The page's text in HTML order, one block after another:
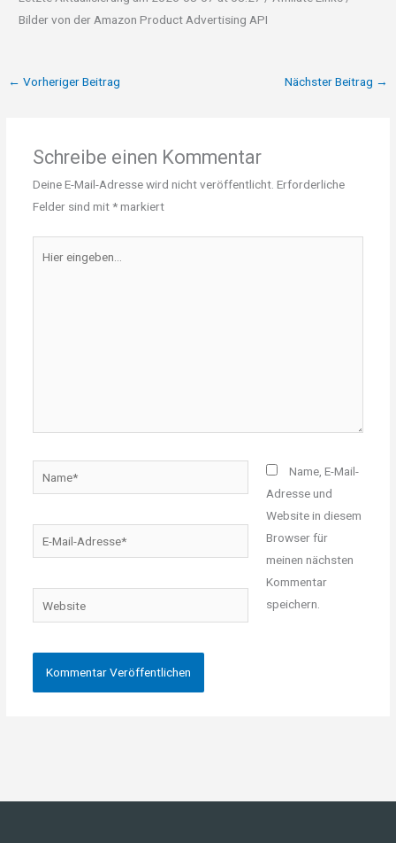
Bilder von der Amazon Product Advertising API
← Vorheriger Beitrag Nächster Beitrag →
Schreibe einen Kommentar
Deine E-Mail-Adresse wird nicht veröffentlicht. Erforderliche
Felder sind mit*markiert
eingeben…
Mail-
Website
Name, E-Mail-
Adresse und
Website in diesem
Browser für
meinen nächsten
Kommentar
speichern.